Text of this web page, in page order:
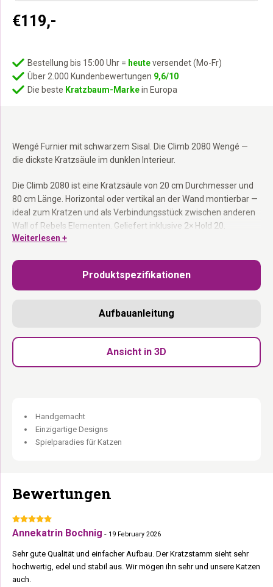
Wengé Furnier mit schwarzem Sisal. Die Climb 2080 Wengé —
die dickste Kratzsäule im dunklen Interieur.
Die Climb 2080 ist eine Kratzsäule von 20 cm Durchmesser und
80 cm Länge. Horizontal oder vertikal an der Wand montierbar —
ideal zum Kratzen und als Verbindungsstück zwischen anderen
Wall of Rebels Elementen. Geliefert inklusive 2× Hold 20.
Erweiterbar mit Post- Stämmen. Teil der Wall of Rebels
20- cm- Kratzsäule, 80 cm lang:Stabiles Sisal für intensives
Kratzen.
Direkt montierbar ohne Extrakauf.
Bedarf.
Weiterlesen +
€119,-
Bestellung bis 15:00 Uhr = heuteversendet (Mo-Fr)
Über 2.000 Kundenbewertungen 9,6/10
Die beste Kratzbaum-Markein Europa
Produktspezifikationen
Aufbauanleitung
Ansicht in 3D
Handgemacht
Einzigartige Designs
Spielparadies für Katzen
Bewertungen
Annekatrin Bochnig - 19 February 2026
Sehr gute Qualität und einfacher Aufbau. Der Kratzstamm sieht sehr
hochwertig, edel und stabil aus. Wir mögen ihn sehr und unsere Katzen
auch.